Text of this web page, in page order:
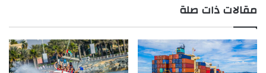
مقالات ذات صلة